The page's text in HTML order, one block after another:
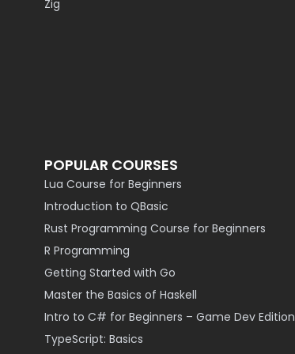
Zig
POPULAR COURSES
Lua Course for Beginners
Introduction to QBasic
Rust Programming Course for Beginners
R Programming
Getting Started with Go
Master the Basics of Haskell
Intro to C# for Beginners – Game Dev Edition
TypeScript: Basics